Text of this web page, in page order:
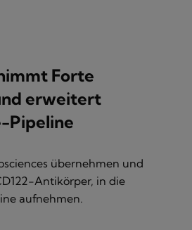
Forte
erweitert
Pipeline
übernehmen und
Antikörper, in die
aufnehmen.